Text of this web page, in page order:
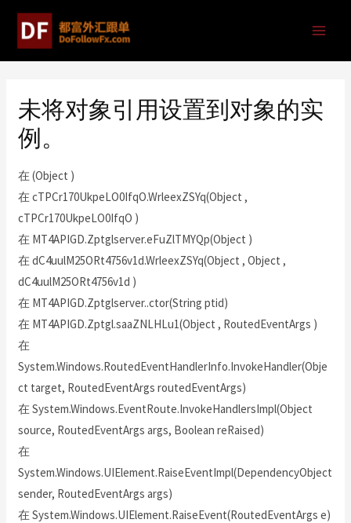
未将对象引用设置到对象的实
例。
在 (Object )
在 cTPCr170UkpeLO0IfqO.WrleexZSYq(Object ,
cTPCr170UkpeLO0IfqO )
在 MT4APIGD.Zptglserver.eFuZlTMYQp(Object )
在 dC4uulM25ORt4756v1d.WrleexZSYq(Object , Object ,
dC4uulM25ORt4756v1d )
在 MT4APIGD.Zptglserver..ctor(String ptid)
在 MT4APIGD.Zptgl.saaZNLHLu1(Object , RoutedEventArgs )
在
System.Windows.RoutedEventHandlerInfo.InvokeHandler(Obje
ct target, RoutedEventArgs routedEventArgs)
在 System.Windows.EventRoute.InvokeHandlersImpl(Object
source, RoutedEventArgs args, Boolean reRaised)
在
System.Windows.UIElement.RaiseEventImpl(DependencyObject
sender, RoutedEventArgs args)
在 System.Windows.UIElement.RaiseEvent(RoutedEventArgs e)